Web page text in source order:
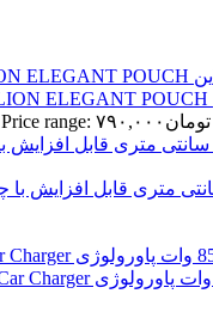
تومان Price range: ۷۹۰,۰۰۰ تومان through ۸۷۰,۰۰۰ تومان